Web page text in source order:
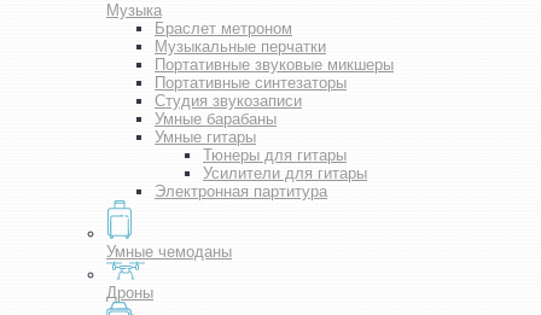
Музыка
Браслет метроном
Музыкальные перчатки
Портативные звуковые микшеры
Портативные синтезаторы
Студия звукозаписи
Умные барабаны
Умные гитары
Тюнеры для гитары
Усилители для гитары
Электронная партитура
Умные чемоданы
Дроны